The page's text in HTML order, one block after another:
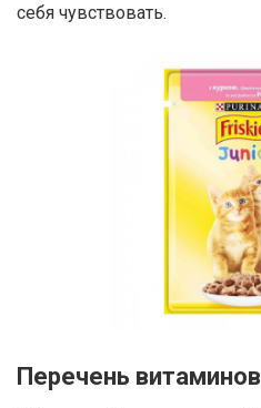
себя чувствовать.
Перечень